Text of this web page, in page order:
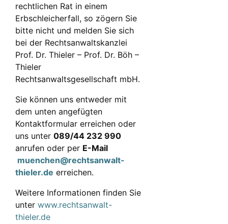
rechtlichen Rat in einem
Erbschleicherfall, so zögern Sie
bitte nicht und melden Sie sich
bei der Rechtsanwaltskanzlei
Prof. Dr. Thieler – Prof. Dr. Böh –
Thieler
Rechtsanwaltsgesellschaft mbH.
Sie können uns entweder mit
dem unten angefügten
Kontaktformular erreichen oder
uns unter 089/44 232 990
anrufen oder per E-Mail
muenchen@rechtsanwalt-
thieler.de erreichen.
Weitere Informationen finden Sie
unter www.rechtsanwalt-
thieler.de